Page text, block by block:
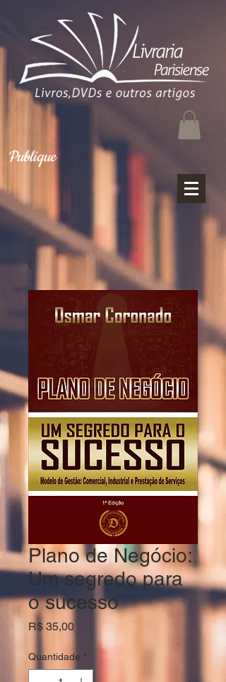
Publique
Plano de Negócio:
Um segredo para
o sucesso
R$ 35,00Preço
Quantidade *